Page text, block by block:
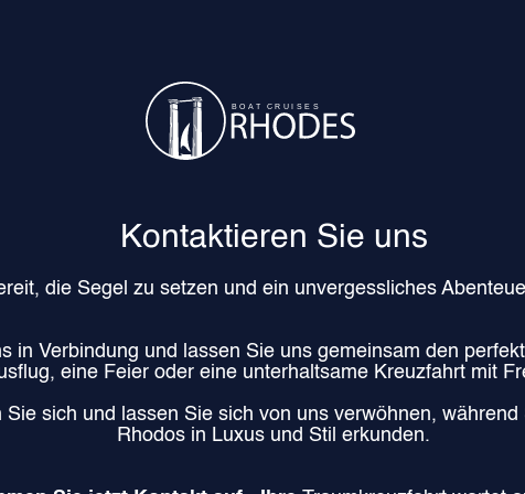
Kontaktieren Sie uns
die Segel zu setzen und ein unvergessliches
in Verbindung und lassen Sie uns gemeinsam den
eine Feier oder eine unterhaltsame Kreuzfahrt mit
sich und lassen Sie sich von uns verwöhnen,
Rhodos in Luxus und Stil erkunden.